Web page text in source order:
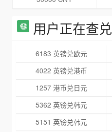
用户正在查兑
6183 英镑兑欧元
4022 英镑兑港币
1257 港币兑日元
5362 英镑兑韩元
5151 英镑兑韩元